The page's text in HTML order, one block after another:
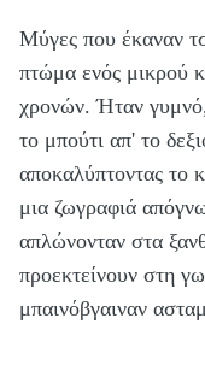
Μύγες που έκαναν
πτώμα ενός μικρού
χρονών. Ήταν
το μπούτι απ' το
αποκαλύπτοντας
μια ζωγραφιά
απλώνονταν στα
προεκτείνουν στη
μπαινόβγαιναν